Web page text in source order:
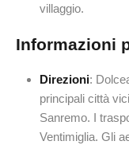
villaggio.
Informazioni
Direzioni:
principali città
Sanremo. I
Ventimiglia. Gli